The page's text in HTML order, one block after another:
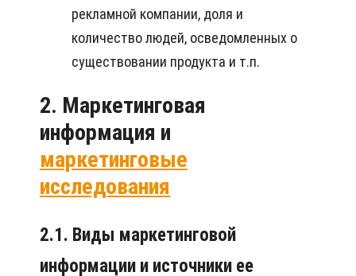
рекламной компании, доля и
количество людей, осведомленных о
существовании продукта и т.п.
2. Маркетинговая
информация и
маркетинговые
исследования
2.1. Виды маркетинговой
информации и источники ее